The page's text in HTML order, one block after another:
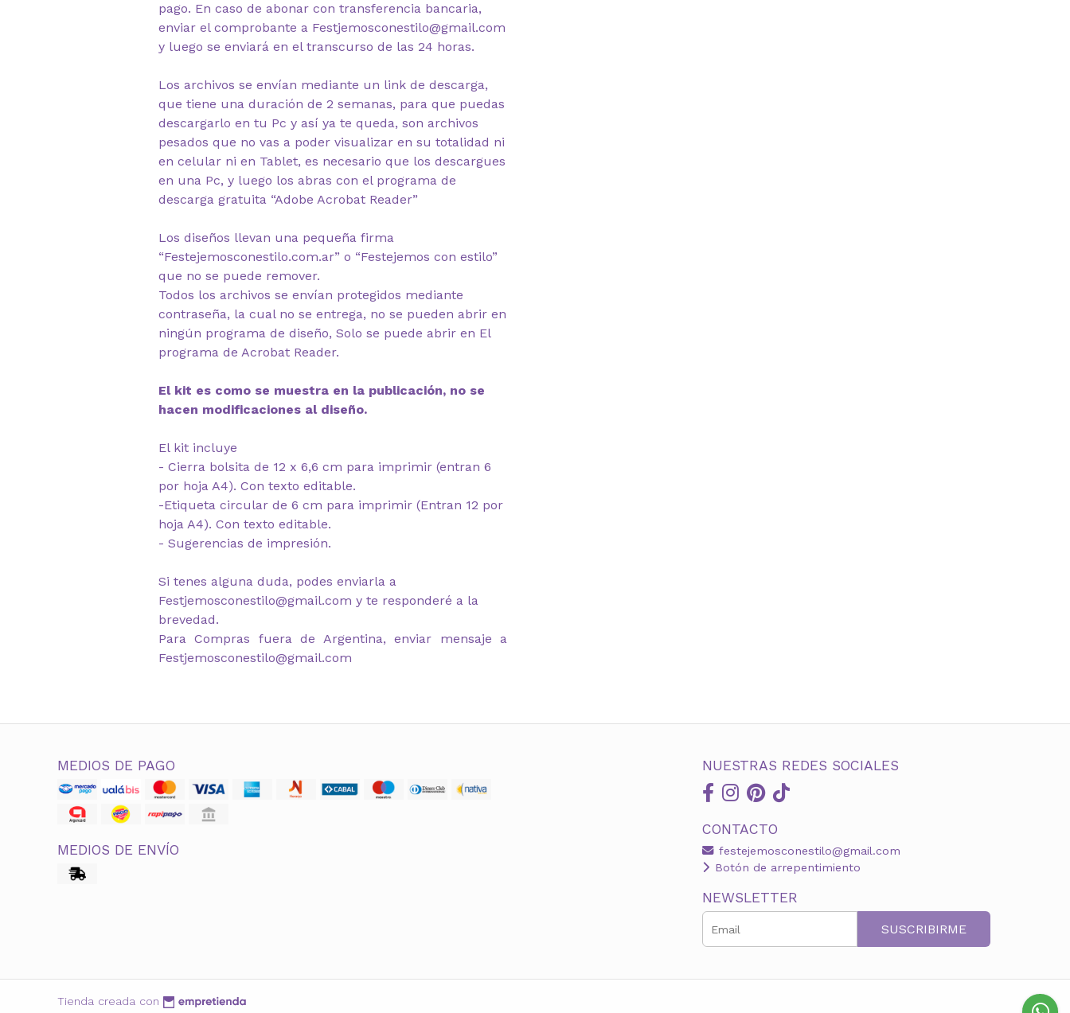
pago. En caso de abonar con transferencia bancaria,
enviar el comprobante a Festjemosconestilo@gmail.com
y luego se enviará en el transcurso de las 24 horas.
Los archivos se envían mediante un link de descarga,
que tiene una duración de 2 semanas, para que puedas
descargarlo en tu Pc y así ya te queda, son archivos
pesados que no vas a poder visualizar en su totalidad ni
en celular ni en Tablet, es necesario que los descargues
en una Pc, y luego los abras con el programa de
descarga gratuita “Adobe Acrobat Reader”
Los diseños llevan una pequeña firma
“Festejemosconestilo.com.ar” o “Festejemos con estilo”
que no se puede remover.
Todos los archivos se envían protegidos mediante
contraseña, la cual no se entrega, no se pueden abrir en
ningún programa de diseño, Solo se puede abrir en El
programa de Acrobat Reader.
El kit es como se muestra en la publicación, no se
hacen modificaciones al diseño.
El kit incluye
- Cierra bolsita de 12 x 6,6 cm para imprimir (entran 6
por hoja A4). Con texto editable.
-Etiqueta circular de 6 cm para imprimir (Entran 12 por
hoja A4). Con texto editable.
- Sugerencias de impresión.
Si tenes alguna duda, podes enviarla a
Festjemosconestilo@gmail.com y te responderé a la
brevedad.
Para Compras fuera de Argentina, enviar mensaje a
Festjemosconestilo@gmail.com
MEDIOS DE PAGO
MEDIOS DE ENVÍO
NUESTRAS REDES SOCIALES
CONTACTO
festejemosconestilo@gmail.com
Botón de arrepentimiento
NEWSLETTER
SUSCRIBIRME
Tienda creada con